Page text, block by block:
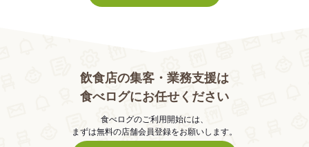
飲食店の集客・業務支援は
食べログにお任せください
食べログのご利用開始には、
まずは無料の店舗会員登録をお願いします。